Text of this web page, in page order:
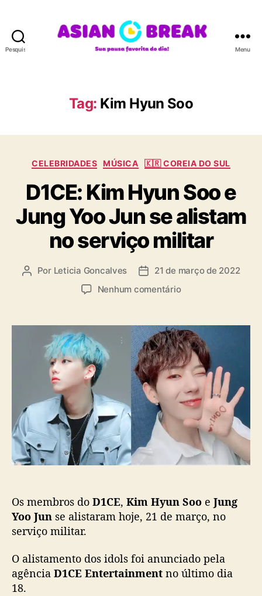
Pesquisar
A
N
R
A
Menu
Tag: Kim Hyun Soo
C
t
e
g
o
r
i
CELEBRIDADES MÚSICA 🇰🇷 COREIA DO SUL
D1CE: Kim Hyun Soo e
Jung Yoo Jun se alistam
no serviço militar
A
r
Por Leticia Goncalves
D
d
e
p
u
b
l
i
ã
o
21 de março de 2022
Nenhum comentárioe
1
C
E
:
K
m
H
u
n
e
J
g
Y
Os membros do D1CE, Kim Hyun Soo e Jung
Yoo Jun se alistaram hoje, 21 de março, no
serviço militar.
O alistamento dos idols foi anunciado pela
agência D1CE Entertainment no último dia
18.